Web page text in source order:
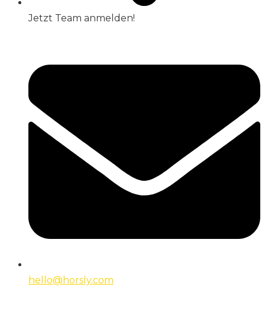
Jetzt Team anmelden!
hello@horsly.com